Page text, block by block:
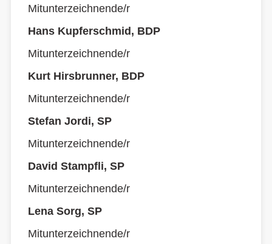
Mitunterzeichnende/r
Hans Kupferschmid, BDP
Mitunterzeichnende/r
Kurt Hirsbrunner, BDP
Mitunterzeichnende/r
Stefan Jordi, SP
Mitunterzeichnende/r
David Stampfli, SP
Mitunterzeichnende/r
Lena Sorg, SP
Mitunterzeichnende/r